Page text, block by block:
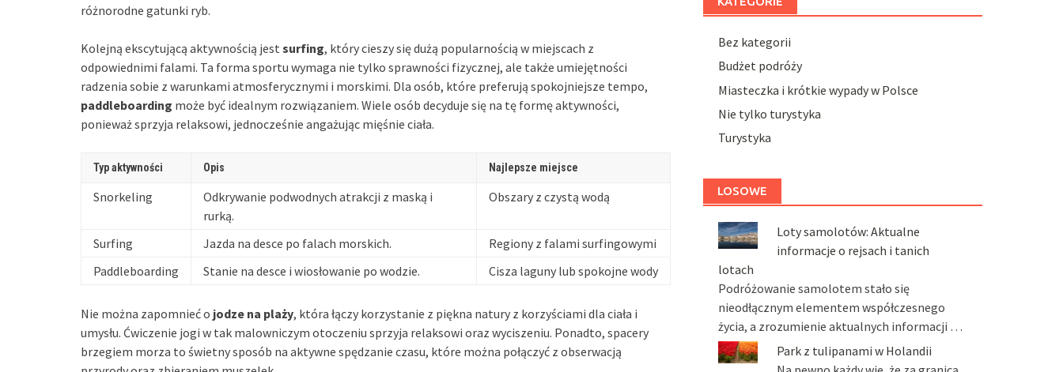
różnorodne gatunki ryb.
Kolejną ekscytującą aktywnością jest surfing, który cieszy się dużą popularnością w miejscach z
odpowiednimi falami. Ta forma sportu wymaga nie tylko sprawności fizycznej, ale także umiejętności
radzenia sobie z warunkami atmosferycznymi i morskimi. Dla osób, które preferują spokojniejsze tempo,
paddleboarding może być idealnym rozwiązaniem. Wiele osób decyduje się na tę formę aktywności,
ponieważ sprzyja relaksowi, jednocześnie angażując mięśnie ciała.
Typ aktywności Opis Najlepsze miejsce
Snorkeling
Odkrywanie podwodnych atrakcji z maską i
rurką.
Obszary z czystą wodą
Surfing Jazda na desce po falach morskich.
Regiony z falami surfingowymi
Paddleboarding
Stanie na desce i wiosłowanie po wodzie. Cisza laguny lub spokojne wody
Nie można zapomnieć o jodze na plaży, która łączy korzystanie z piękna natury z korzyściami dla ciała i
umysłu. Ćwiczenie jogi w tak malowniczym otoczeniu sprzyja relaksowi oraz wyciszeniu. Ponadto, spacery
brzegiem morza to świetny sposób na aktywne spędzanie czasu, które można połączyć z obserwacją
Bez kategorii
Budżet podróży
Miasteczka i krótkie wypady w Polsce
Nie tylko turystyka
Turystyka
LOSOWE
Loty samolotów: Aktualne
informacje o rejsach i tanich
lotach
Podróżowanie samolotem stało się
nieodłącznym elementem współczesnego
życia, a zrozumienie aktualnych informacji …
Park z tulipanami w Holandii